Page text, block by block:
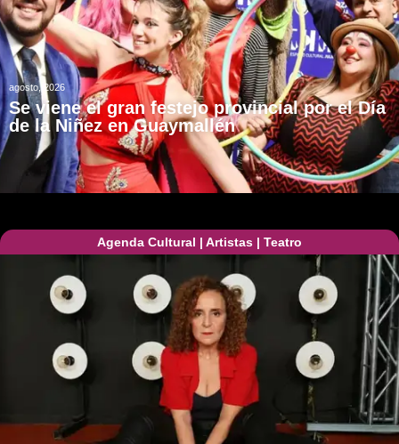
agosto, 2026
Se viene el gran festejo provincial por el Día
de la Niñez en Guaymallén
Agenda Cultural | Artistas | Teatro